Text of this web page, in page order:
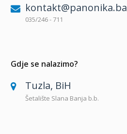
kontakt@panonika.ba
035/246 - 711
Gdje se nalazimo?
Tuzla, BiH
Šetalište Slana Banja b.b.